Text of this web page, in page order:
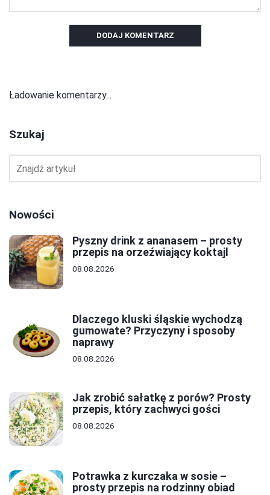
DODAJ KOMENTARZ
Ładowanie komentarzy...
Szukaj
Nowości
Pyszny drink z ananasem – prosty
przepis na orzeźwiający koktajl
08.08.2026
Dlaczego kluski śląskie wychodzą
gumowate? Przyczyny i sposoby
naprawy
08.08.2026
Jak zrobić sałatkę z porów? Prosty
przepis, który zachwyci gości
08.08.2026
Potrawka z kurczaka w sosie –
prosty przepis na rodzinny obiad